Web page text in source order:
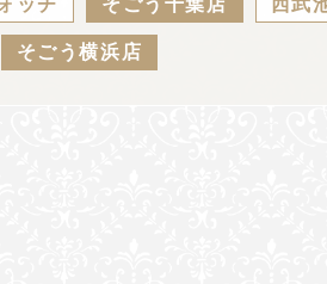
そごう横浜店